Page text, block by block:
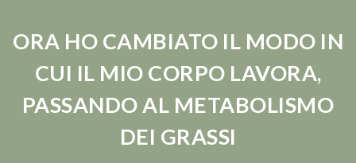
ORA HO CAMBIATO IL MODO IN
CUI IL MIO CORPO LAVORA,
PASSANDO AL METABOLISMO
DEI GRASSI